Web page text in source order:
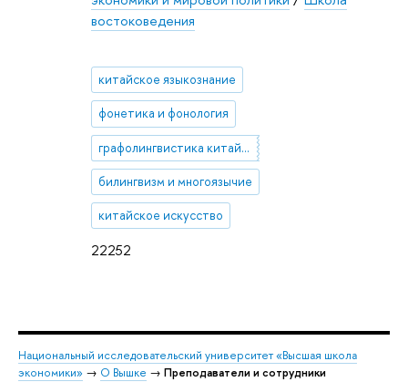
22252
востоковедения
китайское языкознание
фонетика и фонология
графолингвистика китайской письменной семьи
билингвизм и многоязычие
китайское искусство
Национальный исследовательский университет «Высшая школа
экономики» → О Вышке → Преподаватели и сотрудники